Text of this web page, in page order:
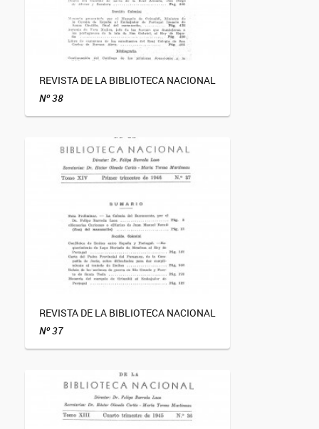
REVISTA DE LA BIBLIOTECA NACIONAL
Nº 38
REVISTA DE LA BIBLIOTECA NACIONAL
Nº 37